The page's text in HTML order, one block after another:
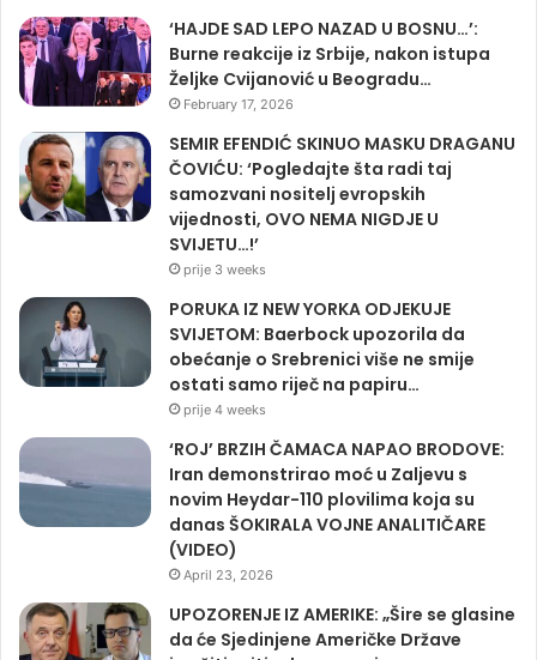
‘HAJDE SAD LEPO NAZAD U BOSNU…’:
Burne reakcije iz Srbije, nakon istupa
Željke Cvijanović u Beogradu…
February 17, 2026
SEMIR EFENDIĆ SKINUO MASKU DRAGANU
ČOVIĆU: ‘Pogledajte šta radi taj
samozvani nositelj evropskih
vijednosti, OVO NEMA NIGDJE U
SVIJETU…!’
prije 3 weeks
PORUKA IZ NEW YORKA ODJEKUJE
SVIJETOM: Baerbock upozorila da
obećanje o Srebrenici više ne smije
ostati samo riječ na papiru…
prije 4 weeks
‘ROJ’ BRZIH ČAMACA NAPAO BRODOVE:
Iran demonstrirao moć u Zaljevu s
novim Heydar-110 plovilima koja su
danas ŠOKIRALA VOJNE ANALITIČARE
(VIDEO)
April 23, 2026
UPOZORENJE IZ AMERIKE: „Šire se glasine
da će Sjedinjene Američke Države